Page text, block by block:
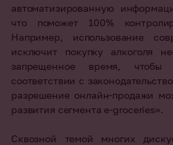
автоматизированную
что поможет 100%
Например, использование
исключит покупку алкоголя
запрещенное время,
соответствии с
разрешение онлайн-продажи
развития сегмента e-groceries».
Сквозной темой многих